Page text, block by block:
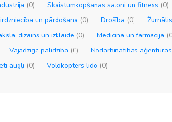
(0) Skaistumkopšanas saloni un fitness (0)
un pārdošana (0) Drošība (0)
dizains un izklaide (0) Medicīna un farmācija
Vajadzīga palīdzība (0) Nodarbinātības aģentūras
augļi (0) Volokopters lido (0)